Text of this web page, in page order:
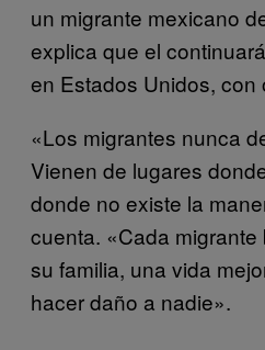
un migrante mexicano
explica que el
en Estados Unidos, con
«Los migrantes nunca
Vienen de lugares
donde no existe la
cuenta. «Cada
su familia, una vida
hacer daño a nadie».